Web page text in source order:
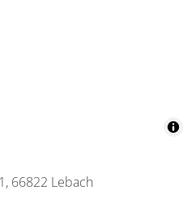
66822 Lebach